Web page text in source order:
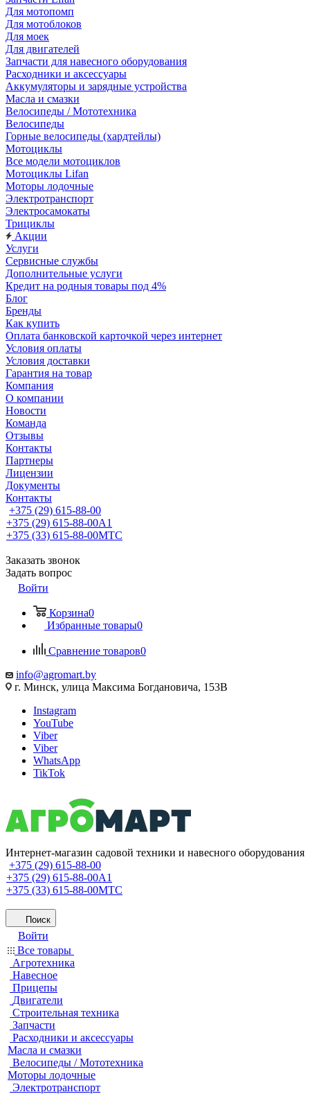
Для мотопомп
Для мотоблоков
Для моек
Для двигателей
Запчасти для навесного оборудования
Расходники и аксессуары
Аккумуляторы и зарядные устройства
Масла и смазки
Велосипеды / Мототехника
Велосипеды
Горные велосипеды (хардтейлы)
Мотоциклы
Все модели мотоциклов
Мотоциклы Lifan
Моторы лодочные
Электротранспорт
Электросамокаты
Трициклы
Акции
Услуги
Сервисные службы
Дополнительные услуги
Кредит на родныя товары под 4%
Блог
Бренды
Как купить
Оплата банковской карточкой через интернет
Условия оплаты
Условия доставки
Гарантия на товар
Компания
О компании
Новости
Команда
Отзывы
Контакты
Партнеры
Лицензии
Документы
Контакты
+375 (29) 615-88-00
+375 (29) 615-88-00A1
+375 (33) 615-88-00МТС
Заказать звонок
Задать вопрос
Войти
Корзина0
Избранные товары0
Сравнение товаров0
info@agromart.by
г. Минск, улица Максима Богдановича, 153В
Instagram
YouTube
Viber
Viber
WhatsApp
TikTok
Интернет-магазин садовой техники и навесного оборудования
+375 (29) 615-88-00
+375 (29) 615-88-00A1
+375 (33) 615-88-00МТС
Поиск
Войти
Все товары
Агротехника
Навесное
Прицепы
Двигатели
Строительная техника
Запчасти
Расходники и аксессуары
Масла и смазки
Велосипеды / Мототехника
Моторы лодочные
Электротранспорт